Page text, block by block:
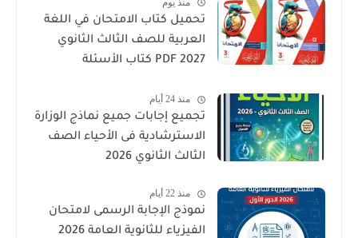
منذ يوم
تحميل كتاب الامتحان في اللغة
العربية للصف الثالث الثانوي
2027 PDF كتاب الأسئلة
منذ 24 أيام
تجميع إجابات جميع نماذج الوزارة
الاسترشادية فى الأحياء الصف
الثالث الثانوي 2026
منذ 22 أيام
نموذج الإجابة الرسمى لامتحان
الفيزياء للثانوية العامة 2026